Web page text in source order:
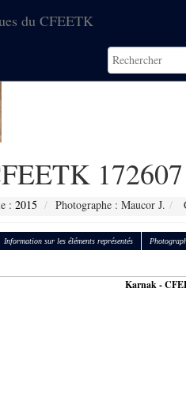
du CFEETK
172607
: 2015 Photographe : Maucor J.
Information sur les éléments représentés